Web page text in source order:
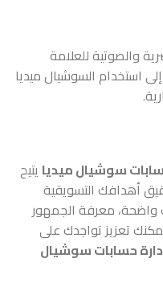
والصوتية للعلامة
استخدام السوشيال ميديا
سوشيال ميديا يتيح
أهدافك التسويقية
واضحة، معرفة الجمهور
تعزيز تواجدك على
حسابات سوشيال